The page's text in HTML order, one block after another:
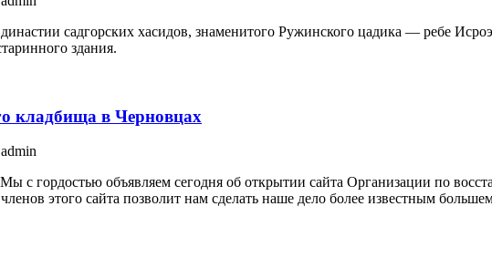
садгорских хасидов, знаменитого Ружинского цадика — ребе
здания.
кладбища в Черновцах
с гордостью объявляем сегодня об открытии сайта Организации по
этого сайта позволит нам сделать наше дело более известным